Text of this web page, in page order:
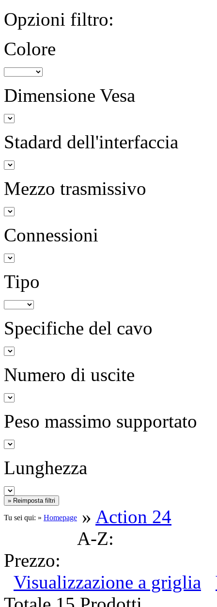
Opzioni filtro:
Colore
Dimensione Vesa
Stadard dell'interfaccia
Mezzo trasmissivo
Connessioni
Tipo
Specifiche del cavo
Numero di uscite
Peso massimo supportato
Lunghezza
Tu sei qui: » Homepage » Action 24
A-Z:
Prezzo:
Visualizzazione a griglia